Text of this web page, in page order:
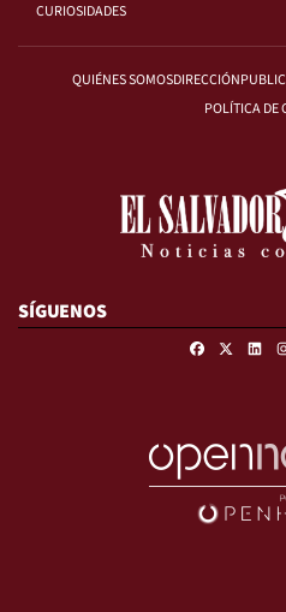
CURIOSIDADES
QUIÉNES SOMOSDIRECCIÓN
POLÍTICA DE
SÍGUENOS
Facebook